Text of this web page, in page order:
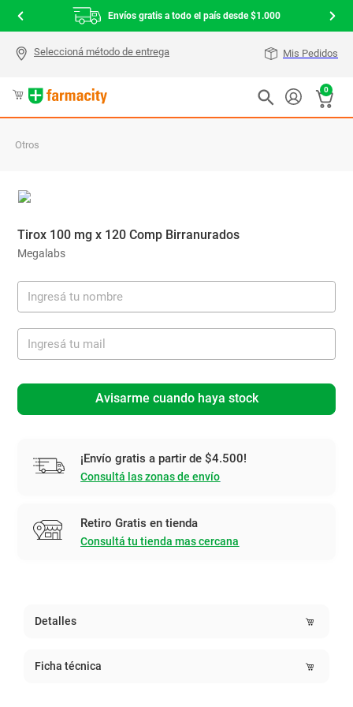
Envíos gratis a todo el país desde $1.000
Mis Pedidos
0
Otros
Tirox 100 mg x 120 Comp Birranurados
Megalabs
Avisarme cuando haya stock
¡Envío gratis a partir de $4.500!
Consultá las zonas de envío
Retiro Gratis en tienda
Consultá tu tienda mas cercana
Detalles
Ficha técnica